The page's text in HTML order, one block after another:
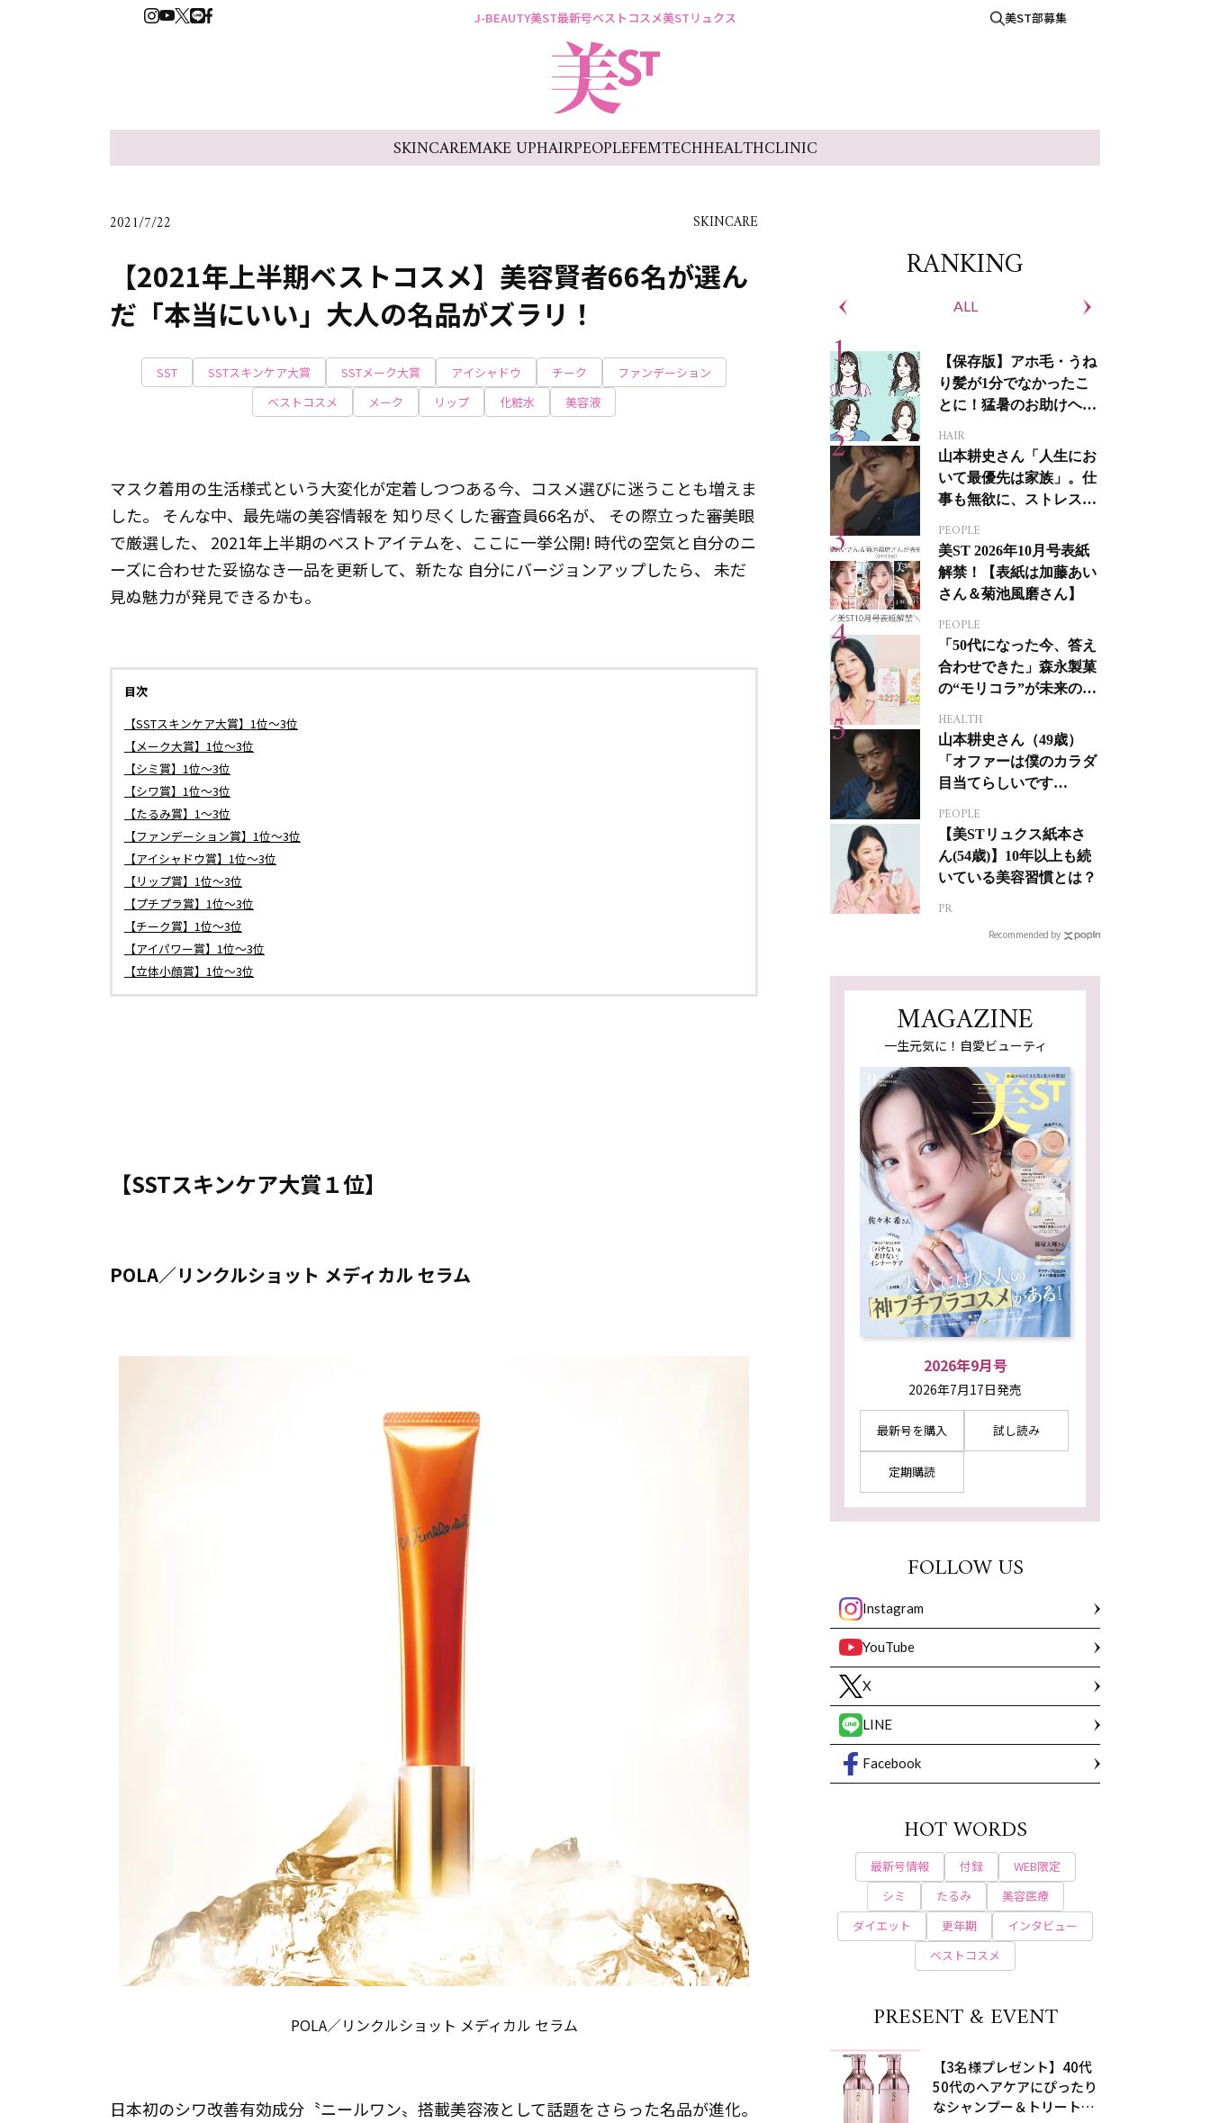
J-BEAUTY美ST最新号ベストコスメ美STリュクス 美ST部募集
SKINCAREMAKE UPHAIRPEOPLEFEMTECHHEALTHCLINIC
2021/7/22 SKINCARE
【2021年上半期ベストコスメ】美容賢者66名が選ん
だ「本当にいい」大人の名品がズラリ！
SST SSTスキンケア大賞 SSTメーク大賞 アイシャドウ チーク
ファンデーション
ベストコスメ
メーク リップ 化粧水 美容液
マスク着用の生活様式という大変化が定着しつつある今、コスメ選びに迷うことも増えま
した。 そんな中、最先端の美容情報を 知り尽くした審査員66名が、 その際立った審美眼
で厳選した、 2021年上半期のベストアイテムを、ここに一挙公開! 時代の空気と自分のニ
ーズに合わせた妥協なき一品を更新して、新たな 自分にバージョンアップしたら、 未だ
見ぬ魅力が発見できるかも。
目次
【SSTスキンケア大賞】1位〜3位
【メーク大賞】1位〜3位
【シミ賞】1位〜3位
【シワ賞】1位〜3位
【たるみ賞】1〜3位
【ファンデーション賞】1位〜3位
【アイシャドウ賞】1位〜3位
【リップ賞】1位〜3位
【プチプラ賞】1位〜3位
【チーク賞】1位〜3位
【アイパワー賞】1位〜3位
【立体小顔賞】1位〜3位
【SSTスキンケア大賞１位】
POLA／リンクルショット メディカル セラム
POLA／リンクルショット メディカル セラム
日本初のシワ改善有効成分〝ニールワン〟搭載美容液として話題をさらった名品が進化。
RANKING
ALL
【保存版】アホ毛・うね
り髪が1分でなかったこ
とに！猛暑のお助けヘア
HAIR
山本耕史さん「人生にお
いて最優先は家族」。仕
事も無欲に、ストレスを
PEOPLE
美ST 2026年10月号表紙
解禁！【表紙は加藤あい
さん＆菊池風磨さん】
PEOPLE
「50代になった今、答え
合わせできた」森永製菓
の“モリコラ”が未来のキ
HEALTH
山本耕史さん（49歳）
「オファーは僕のカラダ
目当てらしいです
ジカルへの挑戦
PEOPLE
【美STリュクス紙本さ
ん(54歳)】10年以上も続
いている美容習慣とは？
PR
Recommended by
MAGAZINE
一生元気に！自愛ビューティ
2026年9月号
2026年7月17日発売
最新号を購入 試し読み
定期購読
FOLLOW US
Instagram
YouTube
X
LINE
Facebook
HOT WORDS
最新号情報 付録
WEB限定
シミ
たるみ
美容医療
ダイエット
更年期
インタビュー
ベストコスメ
PRESENT & EVENT
【3名様プレゼント】40代
50代のヘアケアにぴったり
なシャンプー＆トリートメ